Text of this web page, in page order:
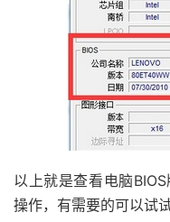
以上就是查看电脑
操作，有需要的可以试试